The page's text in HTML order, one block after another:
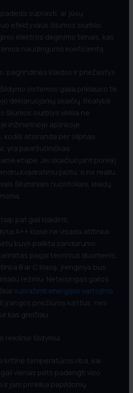
suprasti, ar jūsų
efektyvaus šilumos siurblio
elektros deginimo tenais, kas
naudingumo koeficientą.
pagrindinės klaidos ir priežastys
sistemos galia priklauso tik
deklaruojamų skaičių. Realybė
šilumos siurblys veikia ne
inžinerinėje aplinkoje.
kodėl atsiranda per silpnas
yra paviršutiniškas
etape. Jei skaičiuojant poreikį
kvadratiniu plotu, o ne realiu
šiluminiais nuostoliais, klaidų
pat gali klaidinti.
A++ klasė ne visada atitinka
buvo palikta sandarumo
pagal teorinius duomenis,
B ar C klasę, įrenginys bus
režimu. Neteisingas galios
sumažinti energijos vartojimo
įrangos priežiūros kaštus, nes
kas greičiau.
reikšmė šildymui
kritinė temperatūros riba, kai
vienas pats padengti viso
ir jam prireikia papildomų